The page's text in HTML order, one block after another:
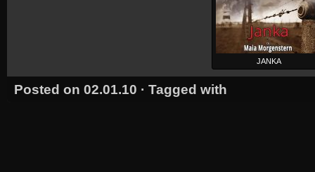
JANKA
Posted on 02.01.10 · Tagged with